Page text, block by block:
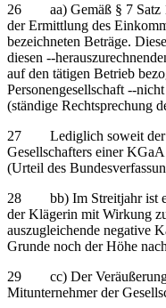
26 aa) Gemäß § 7 Satz 1
der Ermittlung des
bezeichneten Beträge.
diesen
auf den tätigen Betrieb
Personengesellschaft
(ständige Rechtsprechung
27 Lediglich soweit der
Gesellschafters einer
(Urteil des
28 bb) Im Streitjahr ist ein
der Klägerin mit Wirkung
auszugleichende negative
Grunde noch der Höhe
29 cc) Der
Mitunternehmer der